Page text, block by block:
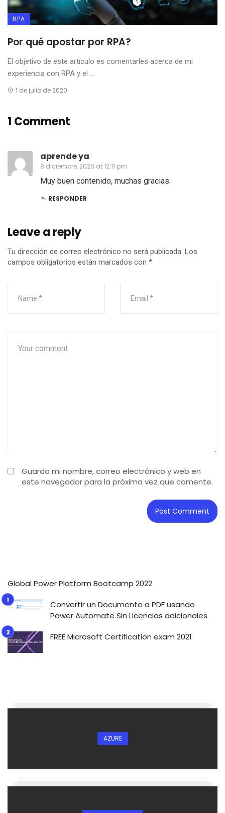
RPA
Por qué apostar por RPA?
El objetivo de este artículo es comentarles acerca de mi
experiencia con RPA y el ...
1 de julio de 2020
1 Comment
aprende ya
8 diciembre, 2020 at 12:11 pm
Muy buen contenido, muchas gracias.
RESPONDER
Leave a reply
Tu dirección de correo electrónico no será publicada. Los
campos obligatorios están marcados con *
Guarda mi nombre, correo electrónico y web en
este navegador para la próxima vez que comente.
Global Power Platform Bootcamp 2022
Convertir un Documento a PDF usando
Power Automate Sin Licencias adicionales
FREE Microsoft Certification exam 2021
AZURE